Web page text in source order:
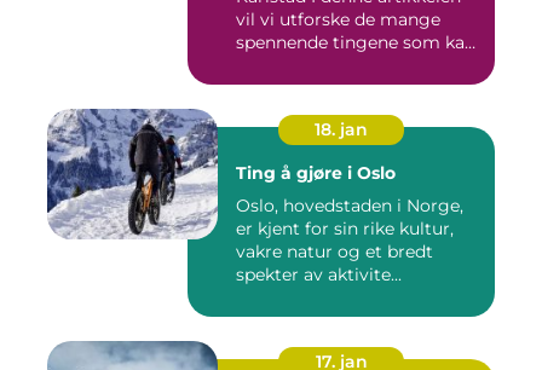
vil vi utforske de mange
spennende tingene som kan
18. jan
Ting å gjøre i Oslo
Oslo, hovedstaden i Norge,
er kjent for sin rike kultur,
vakre natur og et bredt
spekter av aktivite...
17. jan